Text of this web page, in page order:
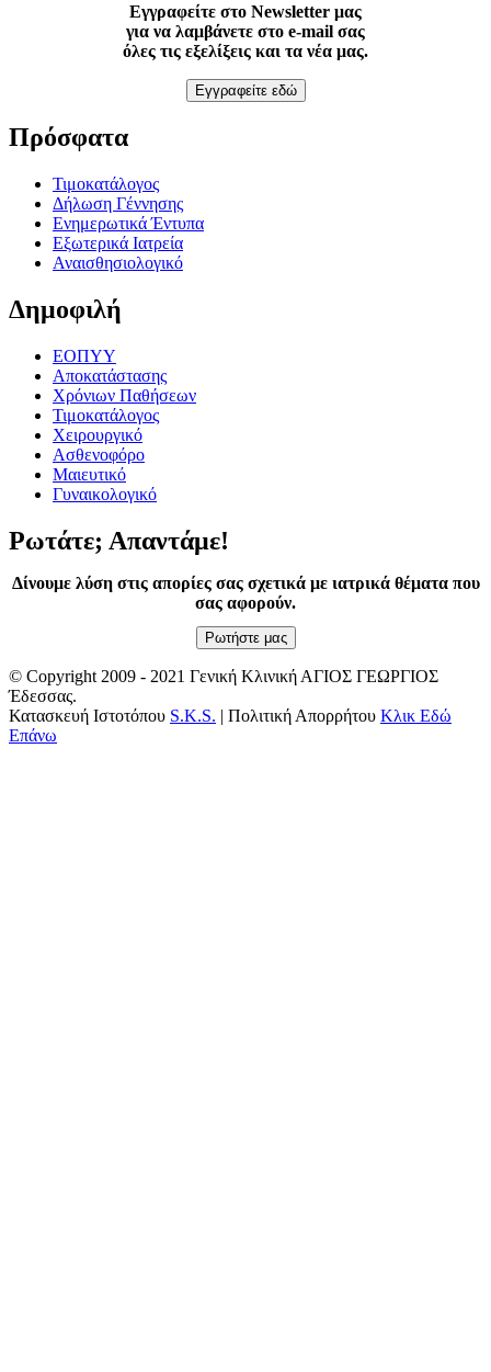
Εγγραφείτε στο Newsletter μας
για να λαμβάνετε στο e-mail σας
όλες τις εξελίξεις και τα νέα μας.
Εγγραφείτε εδώ
Πρόσφατα
Τιμοκατάλογος
Δήλωση Γέννησης
Ενημερωτικά Έντυπα
Εξωτερικά Ιατρεία
Αναισθησιολογικό
Δημοφιλή
ΕΟΠΥΥ
Αποκατάστασης
Χρόνιων Παθήσεων
Τιμοκατάλογος
Χειρουργικό
Ασθενοφόρο
Μαιευτικό
Γυναικολογικό
Ρωτάτε; Απαντάμε!
Δίνουμε λύση στις απορίες σας σχετικά με ιατρικά θέματα που
σας αφορούν.
Ρωτήστε μας
© Copyright 2009 - 2021 Γενική Κλινική ΑΓΙΟΣ ΓΕΩΡΓΙΟΣ
Έδεσσας.
Κατασκευή Ιστοτόπου S.K.S. | Πολιτική Απορρήτου Κλικ Εδώ
Επάνω